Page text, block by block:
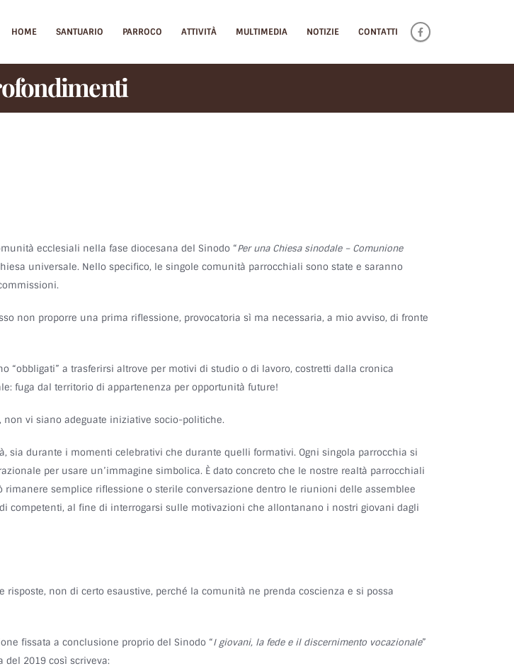
HOME SANTUARIO PARROCO ATTIVITÀ MULTIMEDIA NOTIZIE CONTATTI
ecclesiali nella fase diocesana del Sinodo “Per una Chiesa sinodale – Comunione
universale. Nello specifico, le singole comunità parrocchiali sono state e saranno
non proporre una prima riflessione, provocatoria sì ma necessaria, a mio avviso, di fronte
a trasferirsi altrove per motivi di studio o di lavoro, costretti dalla cronica
fuga dal territorio di appartenenza per opportunità future!
vi siano adeguate iniziative socio-politiche.
sia durante i momenti celebrativi che durante quelli formativi. Ogni singola parrocchia si
per usare un’immagine simbolica. È dato concreto che le nostre realtà parrocchiali
semplice riflessione o sterile conversazione dentro le riunioni delle assemblee
competenti, al fine di interrogarsi sulle motivazioni che allontanano i nostri giovani dagli
non di certo esaustive, perché la comunità ne prenda coscienza e si possa
fissata a conclusione proprio del Sinodo “I giovani, la fede e il discernimento vocazionale”
del 2019 così scriveva: